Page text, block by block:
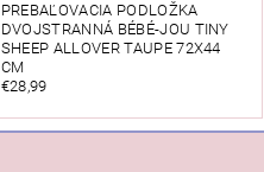
PREBAĽOVACIA PODLOŽKA
DVOJSTRANNÁ BÉBÉ-JOU TINY
SHEEP ALLOVER TAUPE 72X44
CM
€28,99